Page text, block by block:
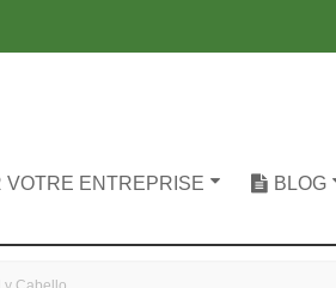
VOTRE ENTREPRISE BLOG